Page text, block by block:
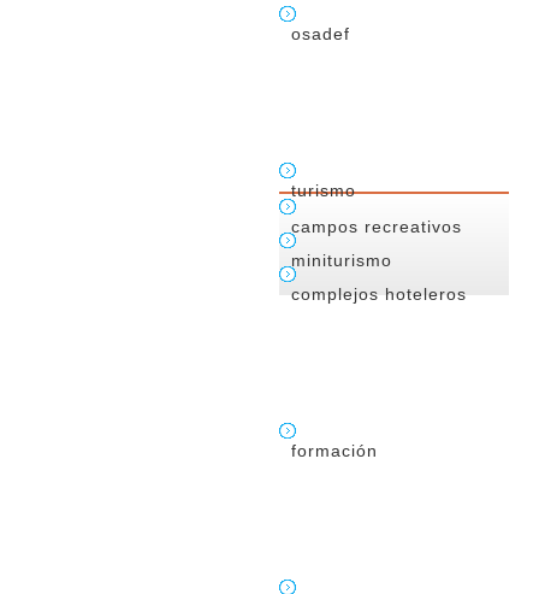
osadef
turismo
campos recreativos
miniturismo
complejos hoteleros
formación